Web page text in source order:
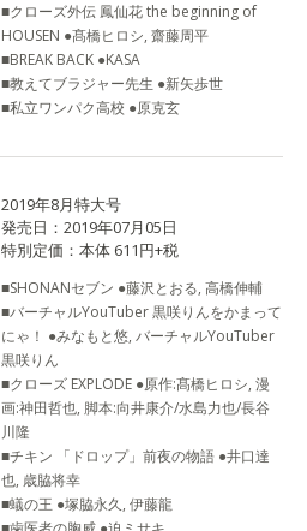
■クローズ外伝 鳳仙花 the beginning of
HOUSEN ●髙橋ヒロシ, 齋藤周平
■BREAK BACK ●KASA
■教えてブラジャー先生 ●新矢歩世
■私立ワンパク高校 ●原克玄
2019年8月特大号
発売日：2019年07月05日
特別定価：本体 611円+税
■SHONANセブン ●藤沢とおる, 高橋伸輔
■バーチャルYouTuber 黒咲りんをかまって
にゃ！ ●みなもと悠, バーチャルYouTuber
黒咲りん
■クローズ EXPLODE ●原作:髙橋ヒロシ, 漫
画:神田哲也, 脚本:向井康介/水島力也/長谷
川隆
■チキン 「ドロップ」前夜の物語 ●井口達
也, 歳脇将幸
■蟻の王 ●塚脇永久, 伊藤龍